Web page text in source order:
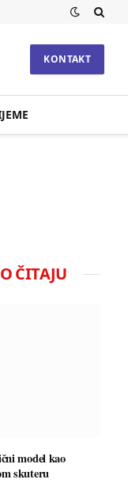
KONTAKT
ČITAJU
model kao
skuteru